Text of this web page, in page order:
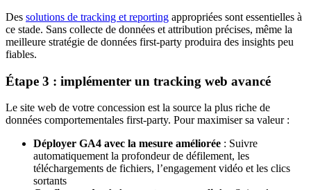
Des solutions de tracking et reporting appropriées sont essentielles à
ce stade. Sans collecte de données et attribution précises, même la
meilleure stratégie de données first-party produira des insights peu
fiables.
Étape 3 : implémenter un tracking web avancé
Le site web de votre concession est la source la plus riche de
données comportementales first-party. Pour maximiser sa valeur :
Déployer GA4 avec la mesure améliorée : Suivre
automatiquement la profondeur de défilement, les
téléchargements de fichiers, l’engagement vidéo et les clics
sortants